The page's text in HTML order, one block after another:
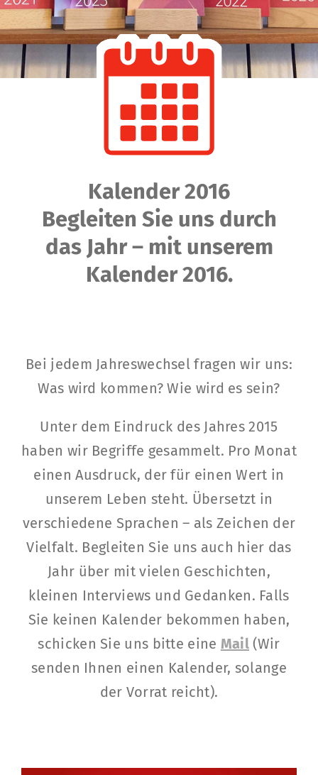
Kalender 2016
Begleiten Sie uns durch
das Jahr – mit unserem
Kalender 2016.
Bei jedem Jahreswechsel fragen wir uns:
Was wird kommen? Wie wird es sein?
Unter dem Eindruck des Jahres 2015
haben wir Begriffe gesammelt. Pro Monat
einen Ausdruck, der für einen Wert in
unserem Leben steht. Übersetzt in
verschiedene Sprachen – als Zeichen der
Vielfalt. Begleiten Sie uns auch hier das
Jahr über mit vielen Geschichten,
kleinen Interviews und Gedanken. Falls
Sie keinen Kalender bekommen haben,
schicken Sie uns bitte eine Mail (Wir
senden Ihnen einen Kalender, solange
der Vorrat reicht).